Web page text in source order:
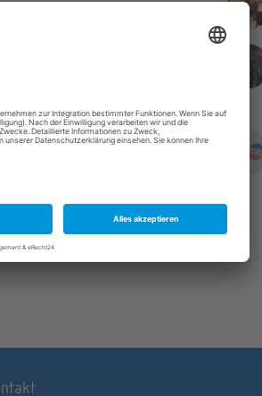
wird den angemeldeten